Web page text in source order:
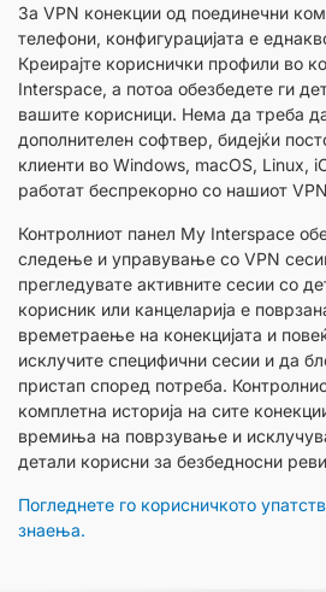
За VPN конекции од поединечни
телефони, конфигурацијата е
Креирајте кориснички профили во
Interspace, а потоа обезбедете ги
вашите корисници. Нема да треба
дополнителен софтвер, бидејќи
клиенти во Windows, macOS, Linux,
работат беспрекорно со нашиот
Контролниот панел My Interspace
следење и управување со VPN
прегледувате активните сесии со
корисник или канцеларија е
времетраење на конекцијата и
исклучите специфични сесии и да
пристап според потреба.
комплетна историја на сите
времиња на поврзување и
детали корисни за безбедносни
Погледнете го корисничкото
знаења.